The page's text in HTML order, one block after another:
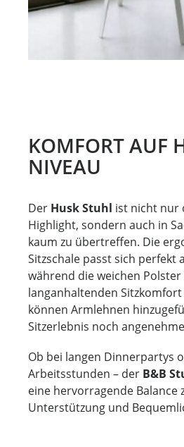
KOMFORT AUF
NIVEAU
Der Husk Stuhl ist nicht nur
Highlight, sondern auch in
kaum zu übertreffen. Die
Sitzschale passt sich perfekt
während die weichen
langanhaltenden
können Armlehnen
Sitzerlebnis noch
Ob bei langen Dinnerpartys
Arbeitsstunden – der B&B
eine hervorragende Balance
Unterstützung und